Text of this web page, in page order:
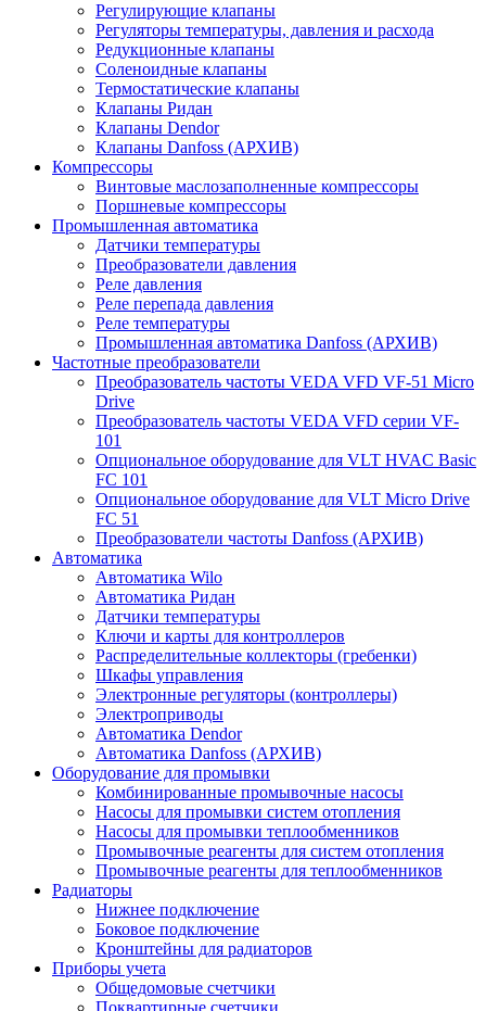
Регулирующие клапаны
Регуляторы температуры, давления и расхода
Редукционные клапаны
Соленоидные клапаны
Термостатические клапаны
Клапаны Ридан
Клапаны Dendor
Клапаны Danfoss (АРХИВ)
Компрессоры
Винтовые маслозаполненные компрессоры
Поршневые компрессоры
Промышленная автоматика
Датчики температуры
Преобразователи давления
Реле давления
Реле перепада давления
Реле температуры
Промышленная автоматика Danfoss (АРХИВ)
Частотные преобразователи
Преобразователь частоты VEDA VFD VF-51 Micro
Drive
Преобразователь частоты VEDA VFD серии VF-
101
Опциональное оборудование для VLT HVAC Basic
FC 101
Опциональное оборудование для VLT Micro Drive
FC 51
Преобразователи частоты Danfoss (АРХИВ)
Автоматика
Автоматика Wilo
Автоматика Ридан
Датчики температуры
Ключи и карты для контроллеров
Распределительные коллекторы (гребенки)
Шкафы управления
Электронные регуляторы (контроллеры)
Электроприводы
Автоматика Dendor
Автоматика Danfoss (АРХИВ)
Оборудование для промывки
Комбинированные промывочные насосы
Насосы для промывки систем отопления
Насосы для промывки теплообменников
Промывочные реагенты для систем отопления
Промывочные реагенты для теплообменников
Радиаторы
Нижнее подключение
Боковое подключение
Кронштейны для радиаторов
Приборы учета
Общедомовые счетчики
Поквартирные счетчики